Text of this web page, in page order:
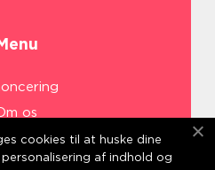
os
os
cookies til at huske dine
af indhold og